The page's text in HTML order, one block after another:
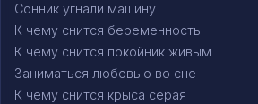
Сонник угнали машину
К чему снится беременность
К чему снится покойник живым
Заниматься любовью во сне
К чему снится крыса серая